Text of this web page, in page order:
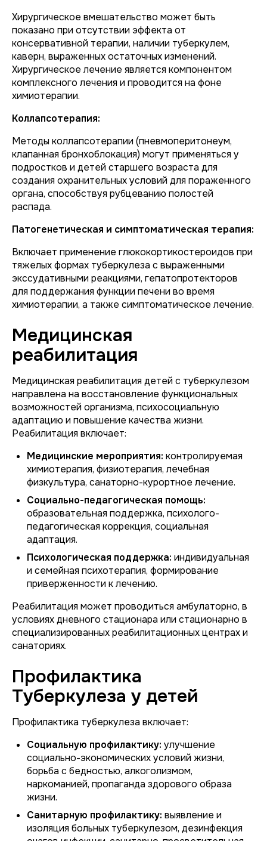
Хирургическое вмешательство может быть
показано при отсутствии эффекта от
консервативной терапии, наличии туберкулем,
каверн, выраженных остаточных изменений.
Хирургическое лечение является компонентом
комплексного лечения и проводится на фоне
химиотерапии.
Коллапсотерапия:
Методы коллапсотерапии (пневмоперитонеум,
клапанная бронхоблокация) могут применяться у
подростков и детей старшего возраста для
создания охранительных условий для пораженного
органа, способствуя рубцеванию полостей
распада.
Патогенетическая и симптоматическая терапия:
Включает применение глюкокортикостероидов при
тяжелых формах туберкулеза с выраженными
экссудативными реакциями, гепатопротекторов
для поддержания функции печени во время
химиотерапии, а также симптоматическое лечение.
Медицинская
реабилитация
Медицинская реабилитация детей с туберкулезом
направлена на восстановление функциональных
возможностей организма, психосоциальную
адаптацию и повышение качества жизни.
Реабилитация включает:
Медицинские мероприятия: контролируемая
химиотерапия, физиотерапия, лечебная
физкультура, санаторно-курортное лечение.
Социально-педагогическая помощь:
образовательная поддержка, психолого-
педагогическая коррекция, социальная
адаптация.
Психологическая поддержка: индивидуальная
и семейная психотерапия, формирование
приверженности к лечению.
Реабилитация может проводиться амбулаторно, в
условиях дневного стационара или стационарно в
специализированных реабилитационных центрах и
санаториях.
Профилактика
Туберкулеза у детей
Профилактика туберкулеза включает:
Социальную профилактику: улучшение
социально-экономических условий жизни,
борьба с бедностью, алкоголизмом,
наркоманией, пропаганда здорового образа
жизни.
Санитарную профилактику: выявление и
изоляция больных туберкулезом, дезинфекция